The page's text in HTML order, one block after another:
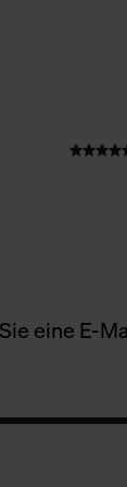
eine E-